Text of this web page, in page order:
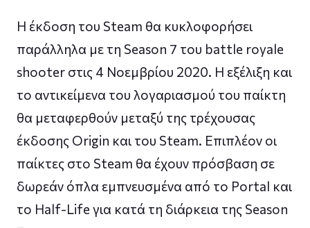
Η έκδοση του Steam θα κυκλοφορήσει
παράλληλα με τη Season 7 του battle royale
shooter στις 4 Νοεμβρίου 2020. Η εξέλιξη και
το αντικείμενα του λογαριασμού του παίκτη
θα μεταφερθούν μεταξύ της τρέχουσας
έκδοσης Origin και του Steam. Επιπλέον οι
παίκτες στο Steam θα έχουν πρόσβαση σε
δωρεάν όπλα εμπνευσμένα από το Portal και
το Half-Life για κατά τη διάρκεια της Season